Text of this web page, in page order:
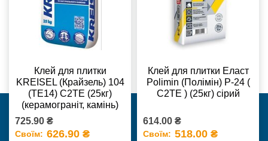
Клей для плитки
KREISEL (Крайзель) 104
(ТЕ14) С2TE (25кг)
(керамограніт, камінь)
725.90 ₴
Своїм: 626.90 ₴
Клей для плитки Еласт
Polimin (Полімін) Р-24 (
С2ТЕ ) (25кг) сірий
614.00 ₴
Своїм: 518.00 ₴